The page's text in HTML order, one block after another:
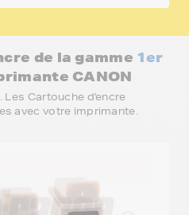
de la gamme 1er
CANON
Les Cartouche d'encre
avec votre imprimante.